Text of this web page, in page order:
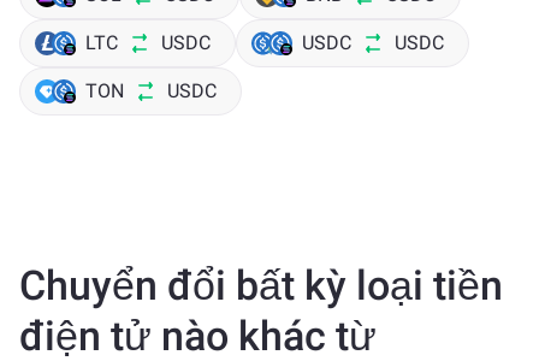
LTC USDC USDC USDC
TON USDC
Chuyển đổi bất kỳ loại tiền
điện tử nào khác từ